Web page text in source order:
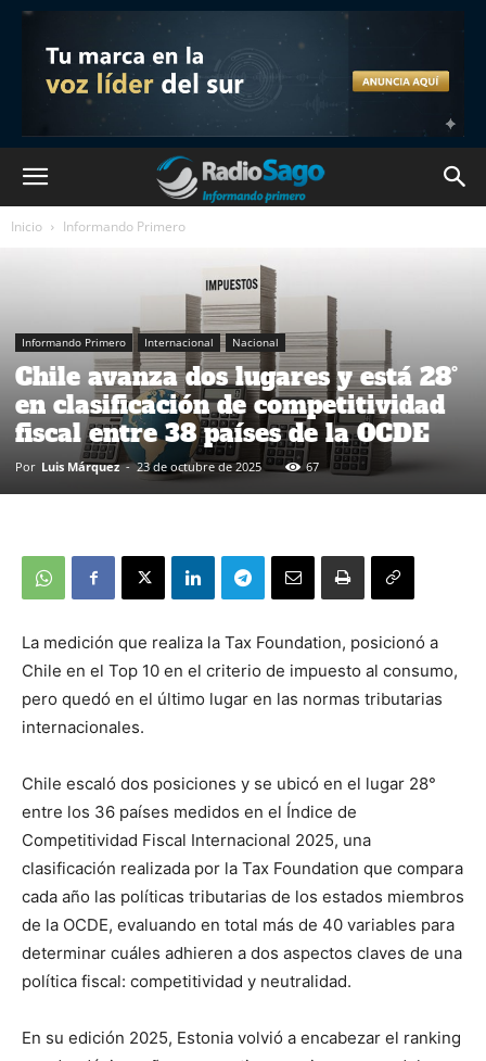
Inicio Informando Primero
Informando Primero Internacional Nacional
Chile avanza dos lugares y está 28°
en clasificación de competitividad
fiscal entre 38 países de la OCDE
Por Luis Márquez - 23 de octubre de 2025 67
La medición que realiza la Tax Foundation, posicionó a
Chile en el Top 10 en el criterio de impuesto al consumo,
pero quedó en el último lugar en las normas tributarias
internacionales.
Chile escaló dos posiciones y se ubicó en el lugar 28°
entre los 36 países medidos en el Índice de
Competitividad Fiscal Internacional 2025, una
clasificación realizada por la Tax Foundation que compara
cada año las políticas tributarias de los estados miembros
de la OCDE, evaluando en total más de 40 variables para
determinar cuáles adhieren a dos aspectos claves de una
política fiscal: competitividad y neutralidad.
En su edición 2025, Estonia volvió a encabezar el ranking